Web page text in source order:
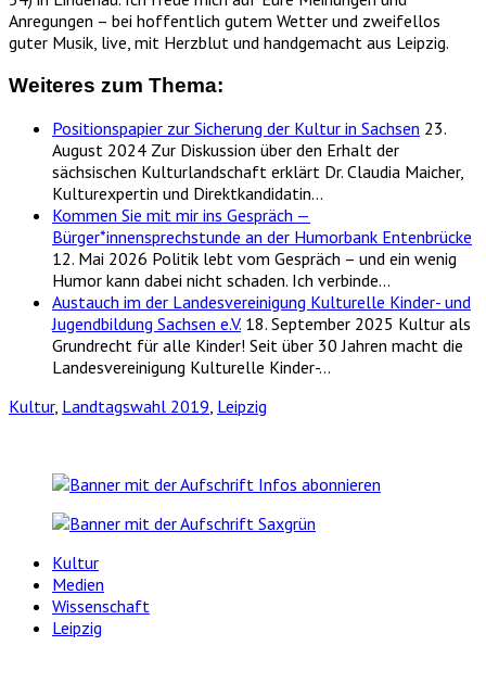
Anregungen – bei hoffentlich gutem Wetter und zweifellos
guter Musik, live, mit Herzblut und handgemacht aus Leipzig.
Weiteres zum Thema:
Positionspapier zur Sicherung der Kultur in Sachsen 23.
August 2024 Zur Diskussion über den Erhalt der
sächsischen Kulturlandschaft erklärt Dr. Claudia Maicher,
Kulturexpertin und Direktkandidatin…
Kommen Sie mit mir ins Gespräch —
Bürger*innensprechstunde an der Humorbank Entenbrücke
12. Mai 2026 Politik lebt vom Gespräch – und ein wenig
Humor kann dabei nicht schaden. Ich verbinde…
Austauch im der Landesvereinigung Kulturelle Kinder- und
Jugendbildung Sachsen e.V. 18. September 2025 Kultur als
Grundrecht für alle Kinder! Seit über 30 Jahren macht die
Landesvereinigung Kulturelle Kinder-…
Kultur, Landtagswahl 2019, Leipzig
Kultur
Medien
Wissenschaft
Leipzig